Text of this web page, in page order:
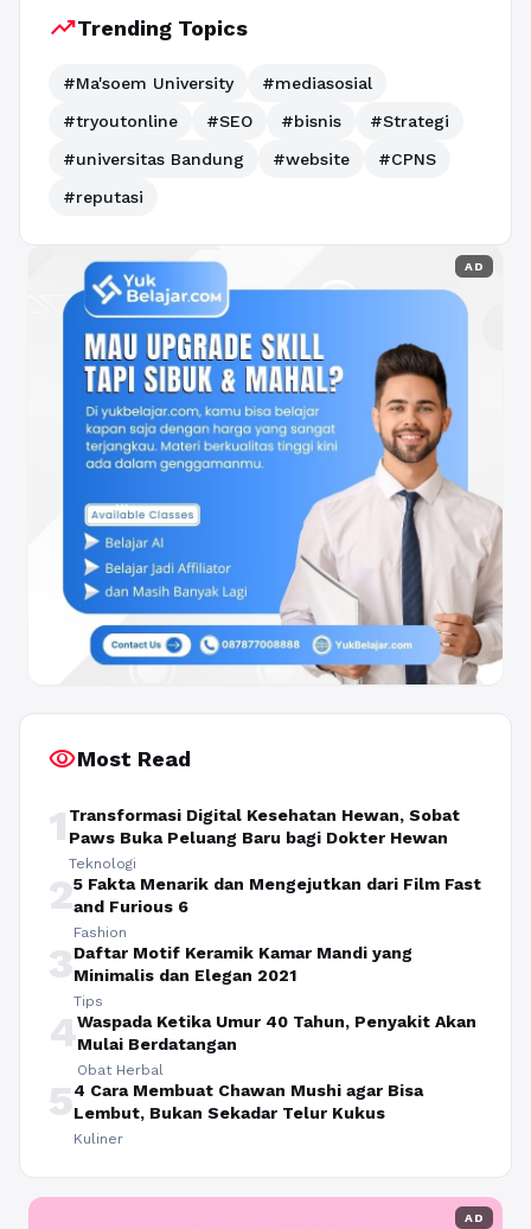
trending_upTrending Topics
#Ma'soem University
#mediasosial
#tryoutonline
#SEO #bisnis
#Strategi
#universitas Bandung
#website
#CPNS
#reputasi
AD
visibilityMost Read
1 Transformasi Digital Kesehatan Hewan, Sobat
Paws Buka Peluang Baru bagi Dokter Hewan
Teknologi
25 Fakta Menarik dan Mengejutkan dari Film Fast
and Furious 6
Fashion
3Daftar Motif Keramik Kamar Mandi yang
Minimalis dan Elegan 2021
Tips
4Waspada Ketika Umur 40 Tahun, Penyakit Akan
Mulai Berdatangan
Obat Herbal
54 Cara Membuat Chawan Mushi agar Bisa
Lembut, Bukan Sekadar Telur Kukus
Kuliner
AD